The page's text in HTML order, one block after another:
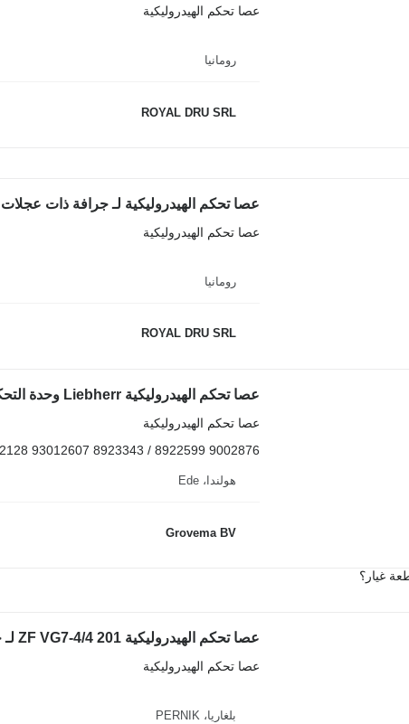
عصا تحكم الهيدروليكية
رومانيا
ROYAL DRU SRL
عصا تحكم الهيدروليكية لـ جرافة ذات عجلات Liebherr L506-13
عصا تحكم الهيدروليكية
رومانيا
ROYAL DRU SRL
عصا تحكم الهيدروليكية
9002876 8922599 / 8923343 93012607 9842128
هولندا، Ede
Grovema BV
غيار؟
عصا تحكم الهيدروليكية ZF VG7-4/4 201 لـ جرافة ذات عجلات Liebherr 541
عصا تحكم الهيدروليكية
بلغاريا، PERNIK